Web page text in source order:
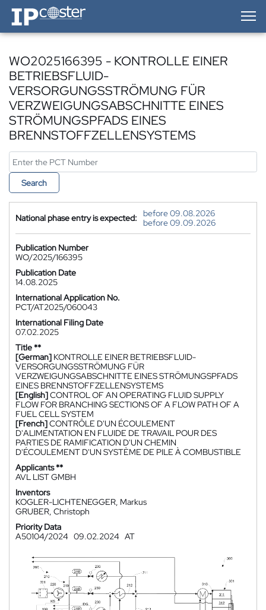
IP-Coster — Home
WO2025166395 - KONTROLLE EINER
BETRIEBSFLUID-
VERSORGUNGSSTRÖMUNG FÜR
VERZWEIGUNGSABSCHNITTE EINES
STRÖMUNGSPFADS EINES
BRENNSTOFFZELLENSYSTEMS
Search
National phase entry is expected:
before 09.08.2026
before 09.09.2026
Publication Number
WO/2025/166395
Publication Date
14.08.2025
International Application No.
PCT/AT2025/060043
International Filing Date
07.02.2025
Title **
[German] KONTROLLE EINER BETRIEBSFLUID-
VERSORGUNGSSTRÖMUNG FÜR
VERZWEIGUNGSABSCHNITTE EINES STRÖMUNGSPFADS
EINES BRENNSTOFFZELLENSYSTEMS
[English]CONTROL OF AN OPERATING FLUID SUPPLY
FLOW FOR BRANCHING SECTIONS OF A FLOW PATH OF A
FUEL CELL SYSTEM
[French]CONTRÔLE D'UN ÉCOULEMENT
D'ALIMENTATION EN FLUIDE DE TRAVAIL POUR DES
PARTIES DE RAMIFICATION D'UN CHEMIN
D'ÉCOULEMENT D'UN SYSTÈME DE PILE À COMBUSTIBLE
Applicants **
AVL LIST GMBH
Inventors
KOGLER-LICHTENEGGER, Markus
GRUBER, Christoph
Priority Data
A50104/2024 09.02.2024 AT